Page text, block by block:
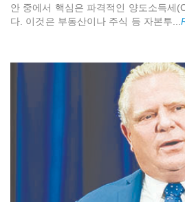
안 중에서 핵심은 파격적인 양도소득세
다. 이것은 부동산이나 주식 등 자본투...